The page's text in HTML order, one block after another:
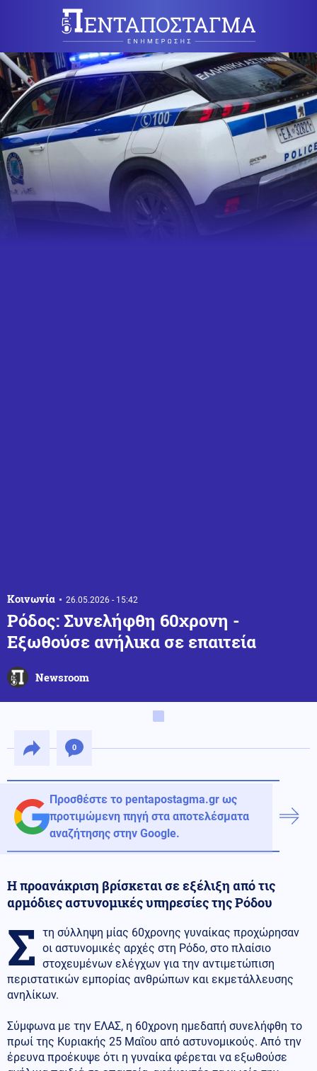
Κοινωνία 26.05.2026 - 15:42
Ρόδος: Συνελήφθη 60χρονη -
Εξωθούσε ανήλικα σε επαιτεία
Newsroom
0
Προσθέστε το pentapostagma.gr ως
προτιμώμενη πηγή στα αποτελέσματα
αναζήτησης στην Google.
Η προανάκριση βρίσκεται σε εξέλιξη από τις
αρμόδιες αστυνομικές υπηρεσίες της Ρόδου
Σ τη σύλληψη μίας 60χρονης γυναίκας προχώρησαν
οι αστυνομικές αρχές στη Ρόδο, στο πλαίσιο
στοχευμένων ελέγχων για την αντιμετώπιση
περιστατικών εμπορίας ανθρώπων και εκμετάλλευσης
ανηλίκων.
Σύμφωνα με την ΕΛΑΣ, η 60χρονη ημεδαπή συνελήφθη το
πρωί της Κυριακής 25 Μαΐου από αστυνομικούς. Από την
έρευνα προέκυψε ότι η γυναίκα φέρεται να εξωθούσε